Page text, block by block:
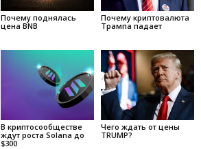
Почему поднялась
цена BNB
Почему криптовалюта
Трампа падает
В криптосообществе
ждут роста Solana до
$300
Чего ждать от цены
TRUMP?